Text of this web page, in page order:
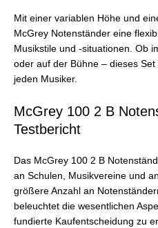
Mit einer variablen Höhe und
McGrey Notenständer eine
Musikstile und -situationen. Ob
oder auf der Bühne – dieses
jeden Musiker.
McGrey 100 2 B
Testbericht
Das McGrey 100 2 B
an Schulen, Musikvereine und
größere Anzahl an
beleuchtet die wesentlichen
fundierte Kaufentscheidung zu